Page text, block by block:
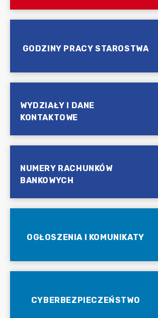
GODZINY PRACY STAROSTWA
WYDZIAŁY I DANE
KONTAKTOWE
NUMERY RACHUNKÓW
BANKOWYCH
OGŁOSZENIA I KOMUNIKATY
CYBERBEZPIECZEŃSTWO